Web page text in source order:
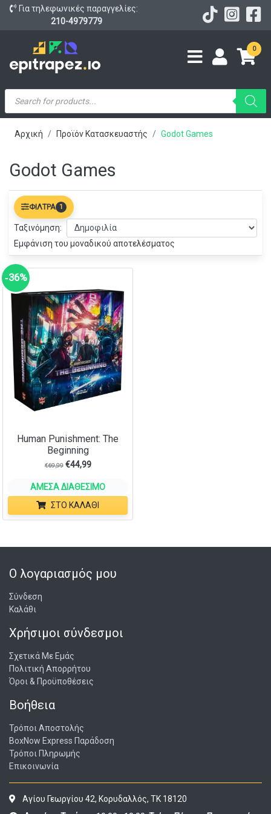
Για τηλεφωνικές παραγγελίες:
210-4979779
0
Products
search
Αρχική Προϊόν Κατασκευαστής Godot Games
Godot Games
Εμφάνιση του μοναδικού αποτελέσματος
ΦΊΛΤΡΑ 1
Ταξινόμηση:
‑36%
Human Punishment: The
Beginning
€69,99 €44,99
ΆΜΕΣΑ ΔΙΑΘΈΣΙΜΟ
ΣΤΟ ΚΑΛΆΘΙ
Ο λογαριασμός μου
Σύνδεση
Καλάθι
Χρήσιμοι σύνδεσμοι
Σχετικά Με Εμάς
Πολιτική Απορρήτου
Όροι & Προϋποθέσεις
Βοήθεια
Τρόποι Αποστολής
BoxNow Express Παράδοση
Τρόποι Πληρωμής
Επικοινωνία
Αγίου Γεωργίου 42, Κορυδαλλός, ΤΚ 18120